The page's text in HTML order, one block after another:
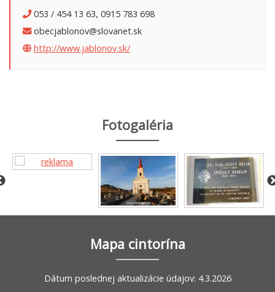
053 / 454 13 63, 0915 783 698
obecjablonov@slovanet.sk
http://www.jablonov.sk/
Fotogaléria
Mapa cintorína
Dátum poslednej aktualizácie údajov: 4.3.2026